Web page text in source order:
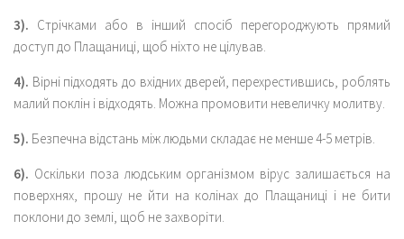
3). Стрічками або в інший спосіб перегороджують прямий
доступ до Плащаниці, щоб ніхто не цілував.
4). Вірні підходять до вхідних дверей, перехрестившись, роблять
малий поклін і відходять. Можна промовити невеличку молитву.
5). Безпечна відстань між людьми складає не менше 4-5 метрів.
6). Оскільки поза людським організмом вірус залишається на
поверхнях, прошу не йти на колінах до Плащаниці і не бити
поклони до землі, щоб не захворіти.